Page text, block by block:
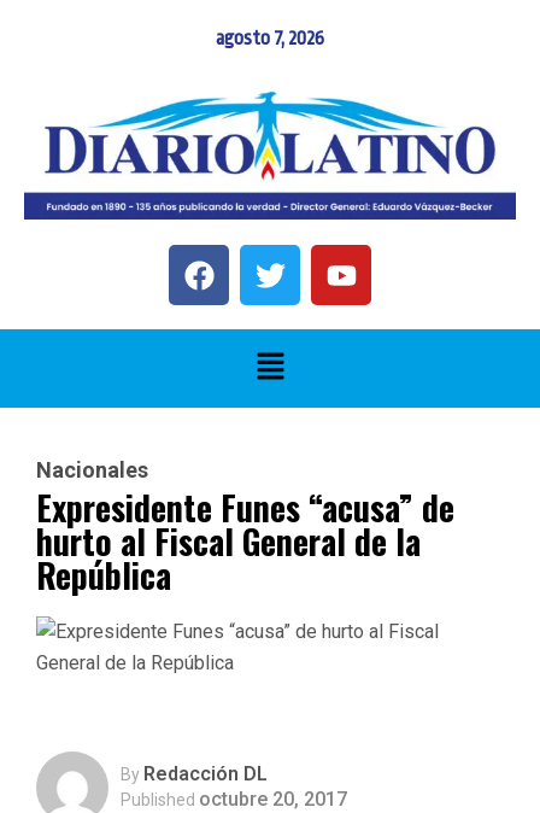
agosto 7, 2026
Nacionales
Expresidente Funes “acusa” de
hurto al Fiscal General de la
República
By Redacción DL
Published octubre 20, 2017